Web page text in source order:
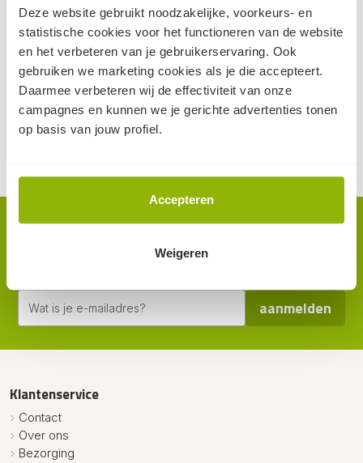
Deze website gebruikt noodzakelijke, voorkeurs- en
statistische cookies voor het functioneren van de website
en het verbeteren van je gebruikerservaring. Ook
gebruiken we marketing cookies als je die accepteert.
Daarmee verbeteren wij de effectiviteit van onze
campagnes en kunnen we je gerichte advertenties tonen
op basis van jouw profiel.
Accepteren
Weigeren
3x HDPE Lijngoot -
verzinkt
lijngoot van 3x
gegalvaniseerd rooster
50,70
(excl. BTW, per stuk)
op voorraad
3x HDPE Lijngoot
zwart
3x lijngoot van
100x12x9.2cm met zwart,
kunststof rooster
42,40
(excl. BTW, per stuk)
Nieuwsbrief.
Als eerste op de hoogte van nieuws en acties? Meld je aan
aanmelden
Klantenservice
Contact
Over ons
Bezorging